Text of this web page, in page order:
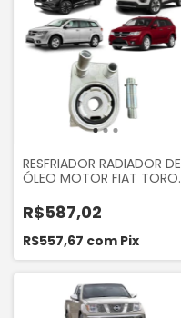
RESFRIADOR RADIADOR DE
ÓLEO MOTOR FIAT TORO
JOURNEY 2.4 2008...
FREEMONT 2.4 16V 2011...
COMPASS 2. 4 2017 A 2019
R$587,02
R$557,67 com Pix